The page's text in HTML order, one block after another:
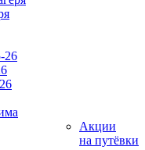
26
Акции
на путёвки